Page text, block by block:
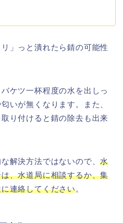
」っと潰れたら錆の可能性
ケツ一杯程度の水を出しっ
いが無くなります。また、
り付けると錆の除去も出来
解決方法ではないので、水
、水道局に相談するか、集
連絡してください。